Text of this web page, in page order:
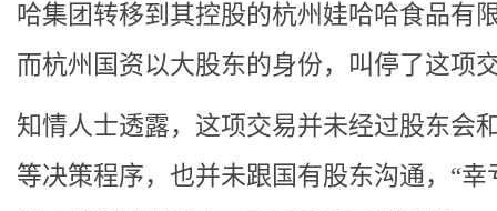
哈集团转移到其控股的杭州娃哈哈食品有
而杭州国资以大股东的身份，叫停了这项
知情人士透露，这项交易并未经过股东会
等决策程序，也并未跟国有股东沟通，“幸